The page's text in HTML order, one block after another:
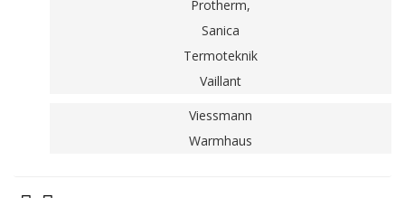
Protherm,
Sanica
Termoteknik
Vaillant
Viessmann
Warmhaus